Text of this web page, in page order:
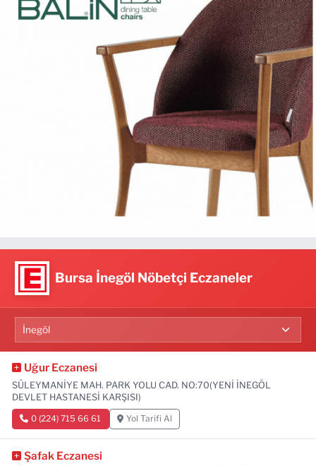
Bursa İnegöl Nöbetçi Eczaneler
Uğur Eczanesi
SÜLEYMANİYE MAH. PARK YOLU CAD. NO:70(YENİ İNEGÖL
DEVLET HASTANESİ KARŞISI)
0 (224) 715 66 61 Yol Tarifi Al
Şafak Eczanesi